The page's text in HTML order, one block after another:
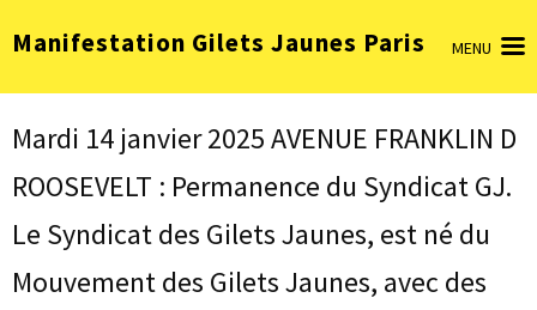
au
(Pressez
Entrée)
Manifestation Gilets Jaunes Paris MENU
Mardi 14 janvier 2025 AVENUE FRANKLIN D
ROOSEVELT : Permanence du Syndicat GJ.
Le Syndicat des Gilets Jaunes, est né du
Mouvement des Gilets Jaunes, avec des